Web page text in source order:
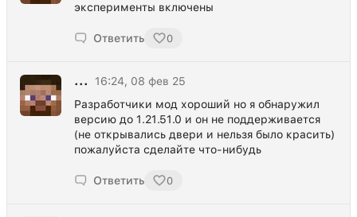
эксперименты включены
Ответить 0
...
16:24, 08 фев 25
Разработчики мод хороший но я обнаружил
версию до 1.21.51.0 и он не поддерживается
(не открывались двери и нельзя было красить)
пожалуйста сделайте что-нибудь
Ответить 0